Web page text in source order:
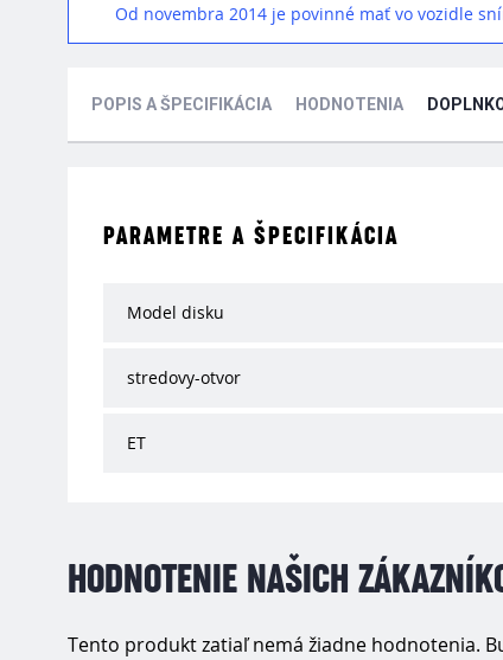
Od novembra 2014 je povinné mať vo vozidle
POPIS A ŠPECIFIKÁCIA HODNOTENIA
PARAMETRE A ŠPECIFIKÁCIA
Model disku
stredovy-otvor
ET
HODNOTENIE NAŠICH
Tento produkt zatiaľ nemá žiadne hodnotenia.